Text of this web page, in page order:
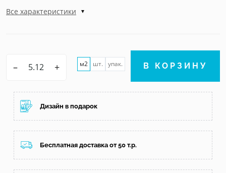
Все характеристики
– + м2 шт. упак. В КОРЗИНУ
Дизайн в подарок
Бесплатная доставка от 50 т.р.